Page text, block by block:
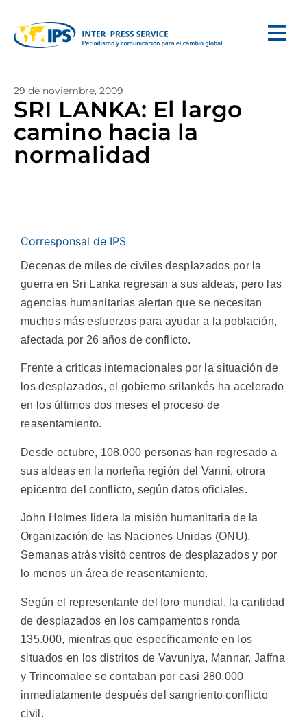
29 de noviembre, 2009
SRI LANKA: El largo
camino hacia la
normalidad
Corresponsal de IPS
Decenas de miles de civiles desplazados por la
guerra en Sri Lanka regresan a sus aldeas, pero las
agencias humanitarias alertan que se necesitan
muchos más esfuerzos para ayudar a la población,
afectada por 26 años de conflicto.
Frente a críticas internacionales por la situación de
los desplazados, el gobierno srilankés ha acelerado
en los últimos dos meses el proceso de
reasentamiento.
Desde octubre, 108.000 personas han regresado a
sus aldeas en la norteña región del Vanni, otrora
epicentro del conflicto, según datos oficiales.
John Holmes lidera la misión humanitaria de la
Organización de las Naciones Unidas (ONU).
Semanas atrás visitó centros de desplazados y por
lo menos un área de reasentamiento.
Según el representante del foro mundial, la cantidad
de desplazados en los campamentos ronda
135.000, mientras que específicamente en los
situados en los distritos de Vavuniya, Mannar, Jaffna
y Trincomalee se contaban por casi 280.000
inmediatamente después del sangriento conflicto
civil.